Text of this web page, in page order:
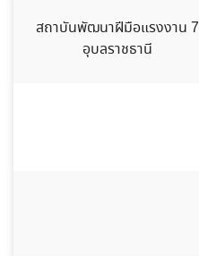
สถาบันพัฒนาฝีมือแรงงาน 7
อุบลราชธานี